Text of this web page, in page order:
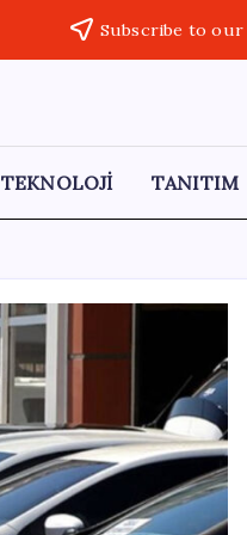
Subscribe to
TEKNOLOJİ TANITIM